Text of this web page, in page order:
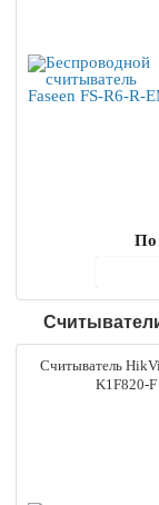
По
Считыватель
K1F820-F